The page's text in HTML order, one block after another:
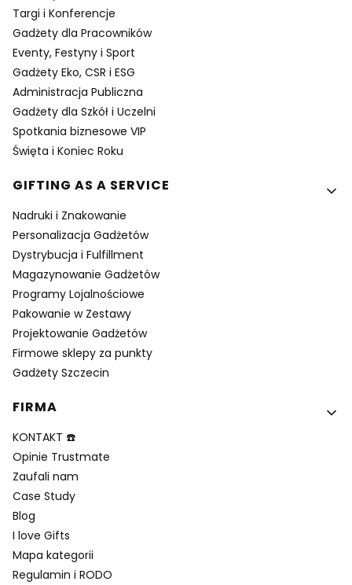
Targi i Konferencje
Gadżety dla Pracowników
Eventy, Festyny i Sport
Gadżety Eko, CSR i ESG
Administracja Publiczna
Gadżety dla Szkół i Uczelni
Spotkania biznesowe VIP
Święta i Koniec Roku
GIFTING AS A SERVICE
Nadruki i Znakowanie
Personalizacja Gadżetów
Dystrybucja i Fulfillment
Magazynowanie Gadżetów
Programy Lojalnościowe
Pakowanie w Zestawy
Projektowanie Gadżetów
Firmowe sklepy za punkty
Gadżety Szczecin
FIRMA
KONTAKT ☎️
Opinie Trustmate
Zaufali nam
Case Study
Blog
I love Gifts
Mapa kategorii
Regulamin i RODO